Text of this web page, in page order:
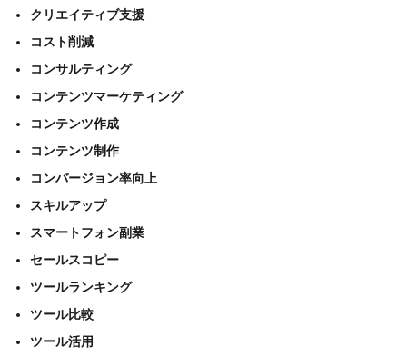
クリエイティブ支援
コスト削減
コンサルティング
コンテンツマーケティング
コンテンツ作成
コンテンツ制作
コンバージョン率向上
スキルアップ
スマートフォン副業
セールスコピー
ツールランキング
ツール比較
ツール活用